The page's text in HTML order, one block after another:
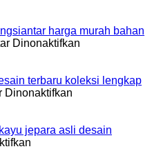
murah
gratis
makan
Tanjungbalai
gratis
ongkir
harga murah bahan
Dinonaktifkan
makan
bahan
terbaru koleksi lengkap
Dinonaktifkan
makan
jepara asli desain